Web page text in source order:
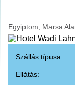
Egyiptom, Marsa
Szállás típusa:
Ellátás: